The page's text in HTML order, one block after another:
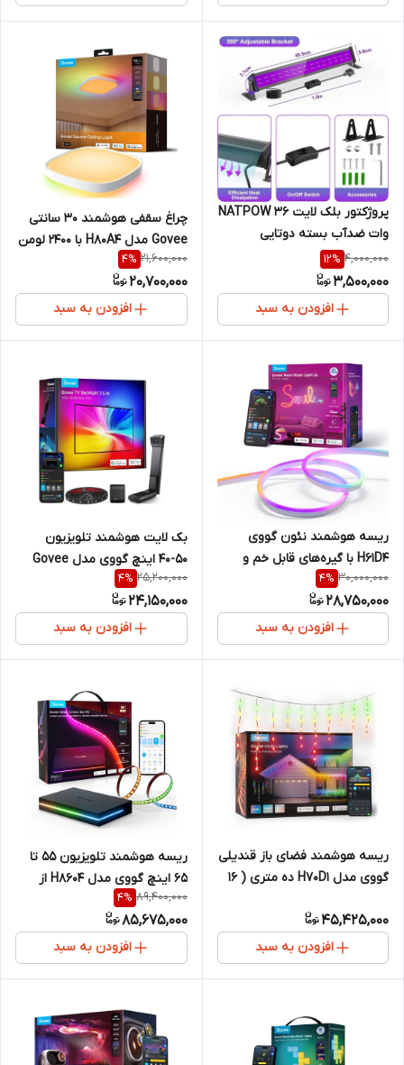
پروژکتور بلک لایت NATPOW 36
وات ضدآب بسته دوتایی
4,000,000
12%
3,500,000
افزودن به سبد
چراغ سقفی هوشمند ۳۰ سانتی
Govee مدل H80A4 با ۲۴۰۰ لومن
و کنترل صوتی
21,600,000
4%
20,700,000
افزودن به سبد
ریسه هوشمند نئون گووی
H61D4 با گیره‌های قابل خم و
هوش مصنوعی
30,000,000
4%
28,750,000
افزودن به سبد
بک لایت هوشمند تلویزیون
۵۰-۴۰ اینچ گووی مدل Govee
RGBICW
25,200,000
4%
24,150,000
افزودن به سبد
ریسه هوشمند فضای باز قندیلی
گووی مدل H70D1 ده متری ( 16
پیش تعریف شده و تولید نور با
هوش مصنوعی)
45,425,000
افزودن به سبد
ریسه هوشمند تلویزیون ۵۵ تا
۶۵ اینچ گووی مدل H8604 از
89,400,000
4%
85,675,000
افزودن به سبد